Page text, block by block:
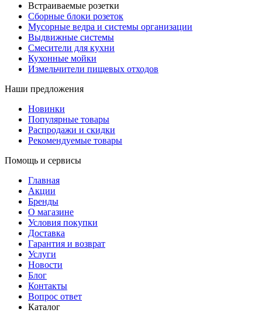
Встраиваемые розетки
Сборные блоки розеток
Мусорные ведра и системы организации
Выдвижные системы
Смесители для кухни
Кухонные мойки
Измельчители пищевых отходов
Наши предложения
Новинки
Популярные товары
Распродажи и скидки
Рекомендуемые товары
Помощь и сервисы
Главная
Акции
Бренды
О магазине
Условия покупки
Доставка
Гарантия и возврат
Услуги
Новости
Блог
Контакты
Вопрос ответ
Каталог